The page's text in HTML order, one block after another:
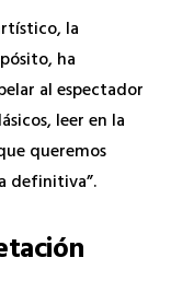
la
ha
al espectador
leer en la
queremos
definitiva”.